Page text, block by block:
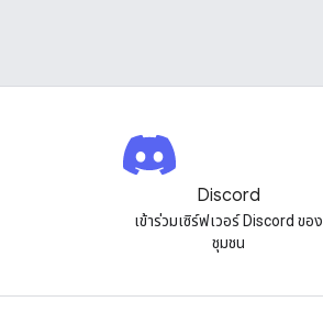
Discord
เข้าร่วมเซิร์ฟเวอร์ Discord ของ
ชุมชน